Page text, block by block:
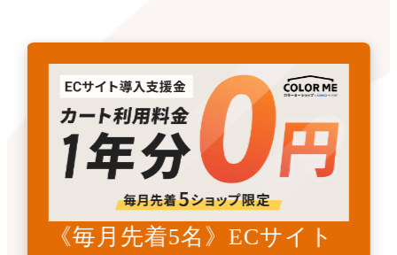
《先着3名》ECサイトリニ
《毎月先着5名》ECサイト
開発・API連携代行サービ